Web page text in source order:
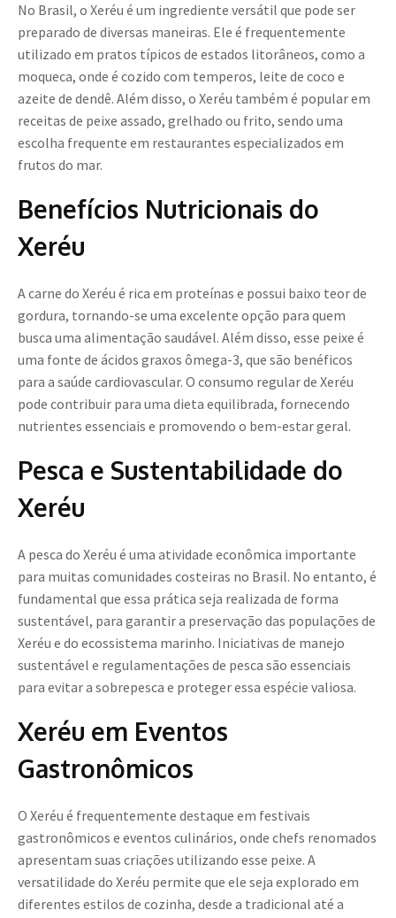
No Brasil, o Xeréu é um ingrediente versátil que pode ser
preparado de diversas maneiras. Ele é frequentemente
utilizado em pratos típicos de estados litorâneos, como a
moqueca, onde é cozido com temperos, leite de coco e
azeite de dendê. Além disso, o Xeréu também é popular em
receitas de peixe assado, grelhado ou frito, sendo uma
escolha frequente em restaurantes especializados em
frutos do mar.
Benefícios Nutricionais do
Xeréu
A carne do Xeréu é rica em proteínas e possui baixo teor de
gordura, tornando-se uma excelente opção para quem
busca uma alimentação saudável. Além disso, esse peixe é
uma fonte de ácidos graxos ômega-3, que são benéficos
para a saúde cardiovascular. O consumo regular de Xeréu
pode contribuir para uma dieta equilibrada, fornecendo
nutrientes essenciais e promovendo o bem-estar geral.
Pesca e Sustentabilidade do
Xeréu
A pesca do Xeréu é uma atividade econômica importante
para muitas comunidades costeiras no Brasil. No entanto, é
fundamental que essa prática seja realizada de forma
sustentável, para garantir a preservação das populações de
Xeréu e do ecossistema marinho. Iniciativas de manejo
sustentável e regulamentações de pesca são essenciais
para evitar a sobrepesca e proteger essa espécie valiosa.
Xeréu em Eventos
Gastronômicos
O Xeréu é frequentemente destaque em festivais
gastronômicos e eventos culinários, onde chefs renomados
apresentam suas criações utilizando esse peixe. A
versatilidade do Xeréu permite que ele seja explorado em
diferentes estilos de cozinha, desde a tradicional até a